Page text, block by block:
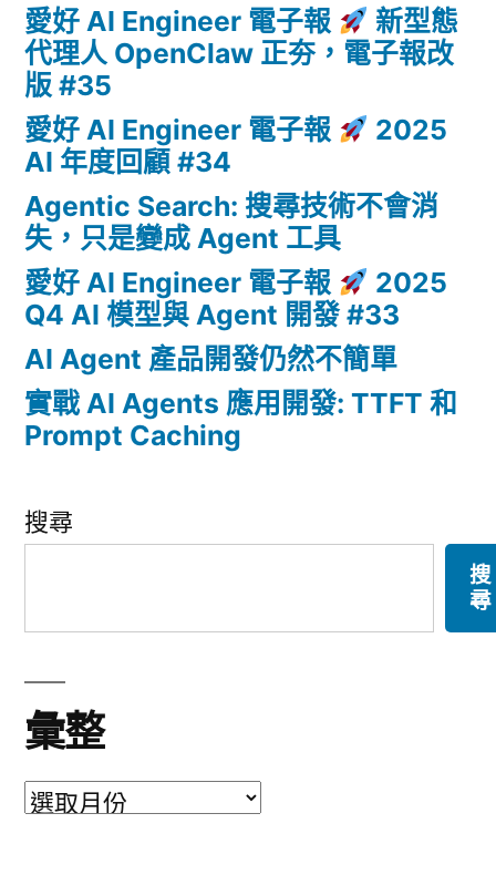
愛好 AI Engineer 電子報
新型態
代理人 OpenClaw 正夯，電子報改
版 #35
愛好 AI Engineer 電子報
2025
AI 年度回顧 #34
Agentic Search: 搜尋技術不會消
失，只是變成 Agent 工具
愛好 AI Engineer 電子報
2025
Q4 AI 模型與 Agent 開發 #33
AI Agent 產品開發仍然不簡單
實戰 AI Agents 應用開發: TTFT 和
Prompt Caching
搜尋
搜
尋
彙整
彙